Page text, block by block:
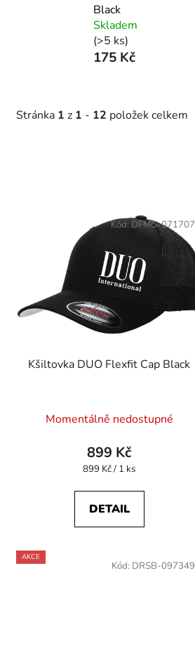
Black
Skladem
(>5 ks)
175 Kč
Stránka 1 z 1 - 12 položek celkem
p
r
Kšiltovka DUO Flexfit Cap Black
Momentálně nedostupné
899 Kč
Měrná
899 Kč / 1 ks
DETAIL
Kód:DFMC-071707
AKCE
Kód: DRSB-097349